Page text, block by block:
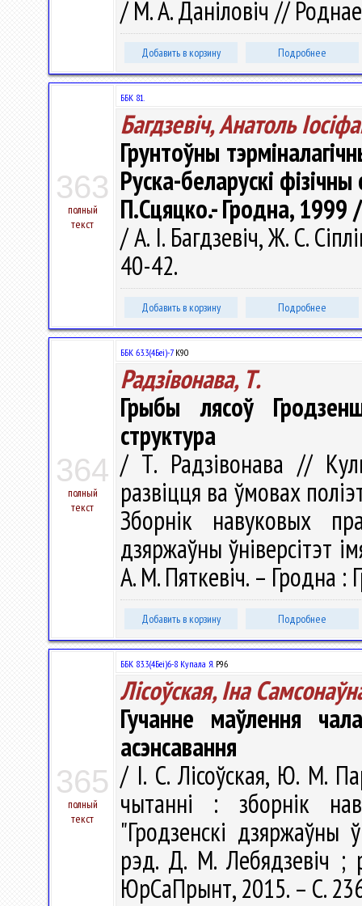
/ М. А. Даніловіч //
Добавить в корзину Подробнее
363
полный
текст
ББК 81.
Багдзевіч, Анатоль
Грунтоўны
Руска-беларускі
П.Сцяцко.- Гродна, 1999
/ А. I. Багдзевіч, Ж. С.
40-42.
Добавить в корзину Подробнее
364
полный
текст
ББК 63.3(4Беі)-7К90
Радзівонава, Т.
Грыбы лясоў
структура
/ Т. Радзівонава //
развіцця ва ўмовах
Зборнік навуковых
дзяржаўны ўніверсітэт
А. М. Пяткевіч. – Гродна
Добавить в корзину Подробнее
365
полный
текст
ББК 83.3(4Беі)6-8 Купала Я.Р96
Лісоўская, Іна
Гучанне маўлення
асэнсавання
/ І. С. Лісоўская, Ю. М.
чытанні : зборнік
"Гродзенскі дзяржаўны
рэд. Д. М. Лебядзевіч
ЮрСаПрынт, 2015. – С.